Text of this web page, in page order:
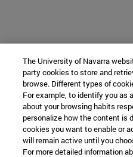
The University of Navarra
party cookies to store and
browse. Different types of
For example, to identify you as
about your browsing habits
personalize how the content is
cookies you want to enable or
will remain active until you
For more detailed information